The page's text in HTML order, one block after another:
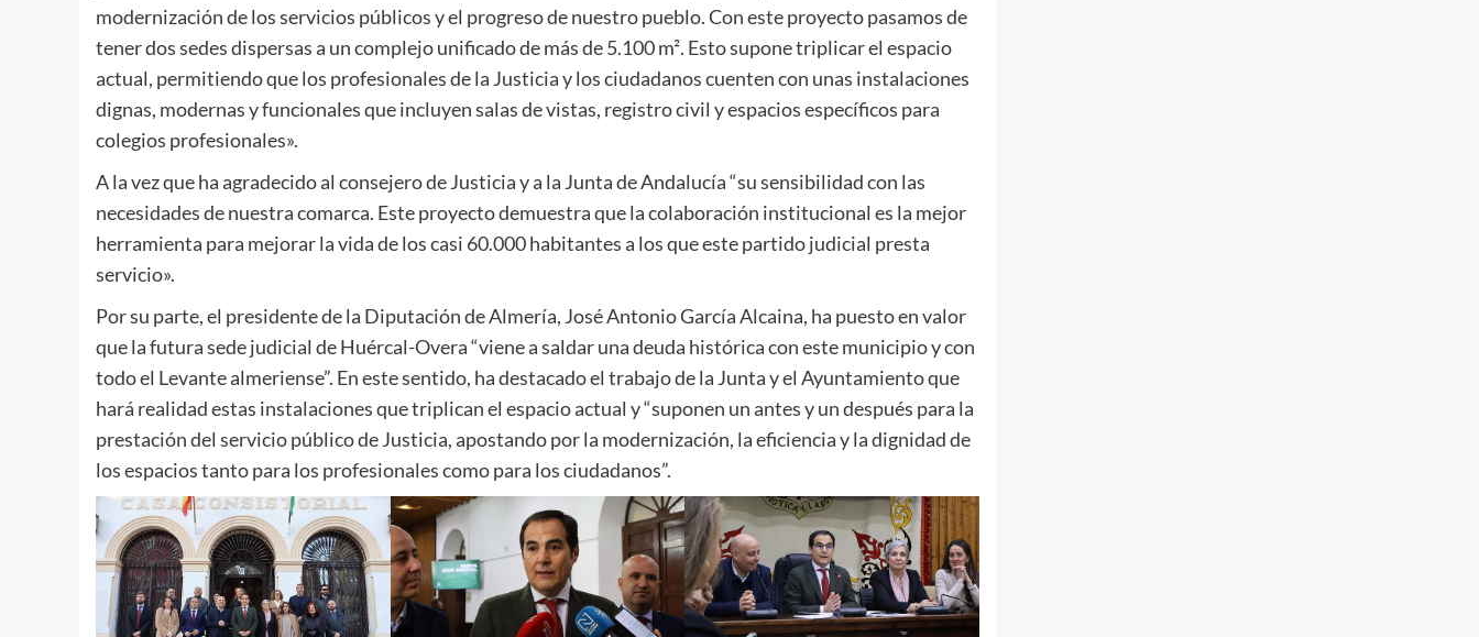
modernización de los servicios públicos y el progreso de nuestro pueblo. Con este proyecto pasamos de
tener dos sedes dispersas a un complejo unificado de más de 5.100 m². Esto supone triplicar el espacio
actual, permitiendo que los profesionales de la Justicia y los ciudadanos cuenten con unas instalaciones
dignas, modernas y funcionales que incluyen salas de vistas, registro civil y espacios específicos para
colegios profesionales».
A la vez que ha agradecido al consejero de Justicia y a la Junta de Andalucía “su sensibilidad con las
necesidades de nuestra comarca. Este proyecto demuestra que la colaboración institucional es la mejor
herramienta para mejorar la vida de los casi 60.000 habitantes a los que este partido judicial presta
servicio».
Por su parte, el presidente de la Diputación de Almería, José Antonio García Alcaina, ha puesto en valor
que la futura sede judicial de Huércal-Overa “viene a saldar una deuda histórica con este municipio y con
todo el Levante almeriense”. En este sentido, ha destacado el trabajo de la Junta y el Ayuntamiento que
hará realidad estas instalaciones que triplican el espacio actual y “suponen un antes y un después para la
prestación del servicio público de Justicia, apostando por la modernización, la eficiencia y la dignidad de
los espacios tanto para los profesionales como para los ciudadanos”.